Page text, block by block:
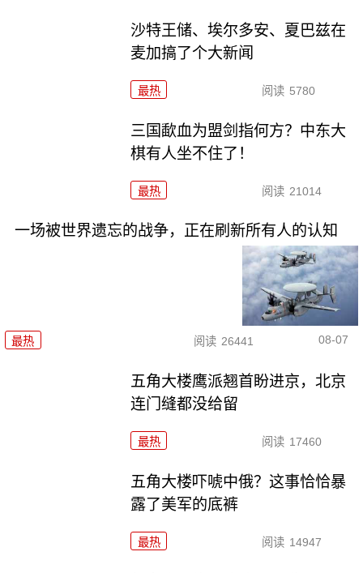
沙特王储、埃尔多安、夏巴兹在
麦加搞了个大新闻
最热 阅读 5780
三国歃血为盟剑指何方？中东大
棋有人坐不住了！
最热 阅读 21014
一场被世界遗忘的战争，正在刷新所有人的认知
最热 阅读 26441 08-07
五角大楼鹰派翘首盼进京，北京
连门缝都没给留
最热 阅读 17460
五角大楼吓唬中俄？这事恰恰暴
露了美军的底裤
最热 阅读 14947